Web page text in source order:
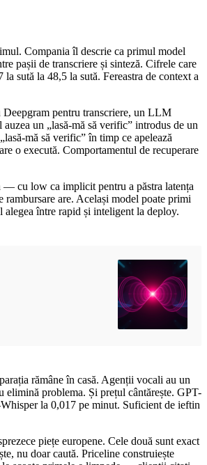
Compania îl descrie ca primul model
pașii de transcriere și sinteză. Cifrele care
sută la 48,5 la sută. Fereastra de context a
pentru transcriere, un LLM
un „lasă-mă să verific” introdus de un
mă să verific” în timp ce apelează
o execută. Comportamentul de recuperare
— cu low ca implicit pentru a păstra latența
are. Același model poate primi
alegea între rapid și inteligent la deploy.
rămâne în casă. Agenții vocali au un
elimină problema. Și prețul cântărește. GPT-
la 0,017 pe minut. Suficient de ieftin
piețe europene. Cele două sunt exact
nu doar caută. Priceline construiește